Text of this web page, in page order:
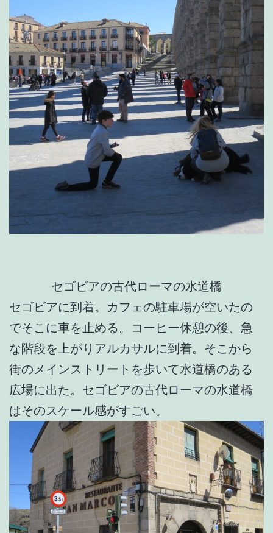
セゴビアの古代ローマの水道橋
セゴビアに到着。カフェの駐車場が空いたの
でそこに車を止める。コーヒー休憩の後、急
な階段を上がりアルカサルに到着。そこから
街のメインストリートを歩いて水道橋のある
広場に出た。セゴビアの古代ローマの水道橋
はそのスケール感がすごい。